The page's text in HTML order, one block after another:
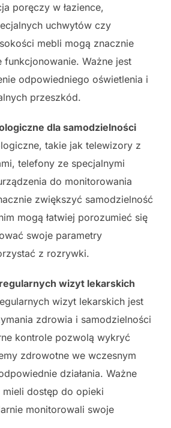
poręczy w łazience,
uchwytów czy
mebli mogą znacznie
funkcjonowanie. Ważne jest
odpowiedniego oświetlenia i
przeszkód.
dla samodzielności
takie jak telewizory z
telefony ze specjalnymi
do monitorowania
zwiększyć samodzielność
mogą łatwiej porozumieć się
swoje parametry
z rozrywki.
wizyt lekarskich
wizyt lekarskich jest
zdrowia i samodzielności
kontrole pozwolą wykryć
zdrowotne we wczesnym
działania. Ważne
dostęp do opieki
monitorowali swoje